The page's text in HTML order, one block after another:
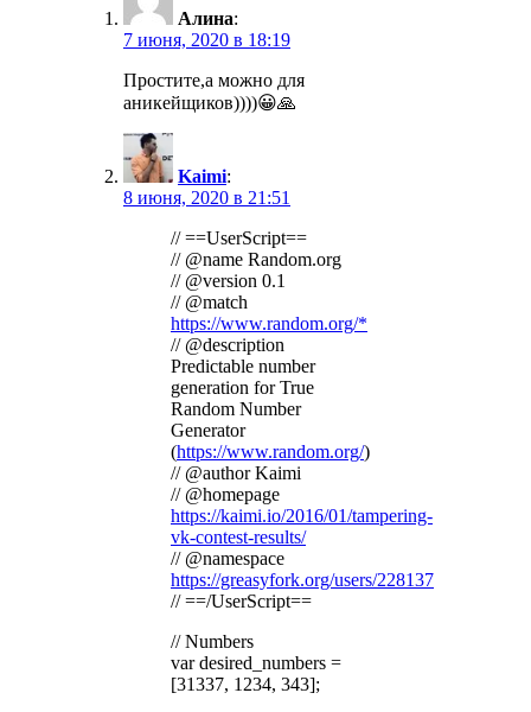
Алина:
7 июня, 2020 в 18:19
Простите,а можно для
аникейщиков))))😀🙏
Kaimi:
8 июня, 2020 в 21:51
// ==UserScript==
// @name Random.org
// @version 0.1
// @match
https://www.random.org/*
// @description
Predictable number
generation for True
Random Number
Generator
(https://www.random.org/)
// @author Kaimi
// @homepage
https://kaimi.io/2016/01/tampering-
vk-contest-results/
// @namespace
https://greasyfork.org/users/228137
// ==/UserScript==
// Numbers
var desired_numbers =
[31337, 1234, 343];